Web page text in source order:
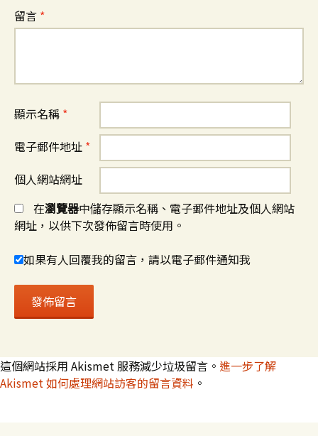
留言 *
顯示名稱 *
電子郵件地址 *
個人網站網址
在瀏覽器中儲存顯示名稱、電子郵件地址及個人網站
網址，以供下次發佈留言時使用。
如果有人回覆我的留言，請以電子郵件通知我
這個網站採用 Akismet 服務減少垃圾留言。 進一步了解
Akismet 如何處理網站訪客的留言資料 。